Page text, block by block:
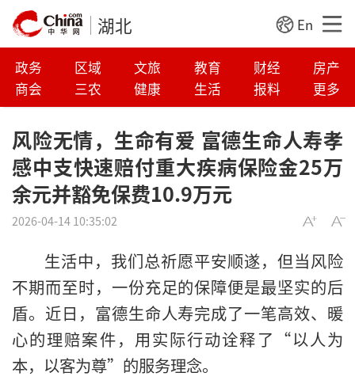
湖北 En
政务 区域 文旅 教育 财经
房产
商会
三农 健康 生活 报料 更多
风险无情，生命有爱 富德生命人寿孝
感中支快速赔付重大疾病保险金25万
余元并豁免保费10.9万元
2026-04-14 10:35:02
生活中，我们总祈愿平安顺遂，但当风险
不期而至时，一份充足的保障便是最坚实的后
盾。近日，富德生命人寿完成了一笔高效、暖
心的理赔案件，用实际行动诠释了“以人为
本，以客为尊”的服务理念。